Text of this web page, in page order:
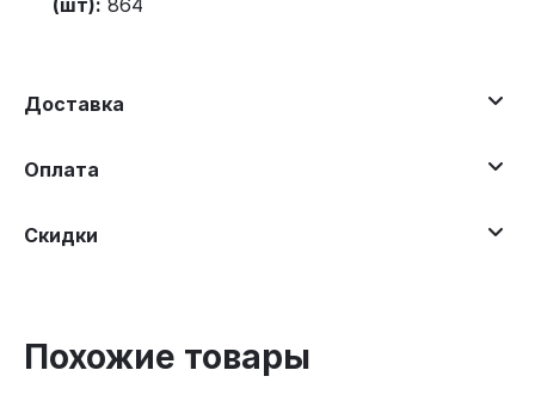
(шт): 864
Доставка
Оплата
Скидки
Похожие товары